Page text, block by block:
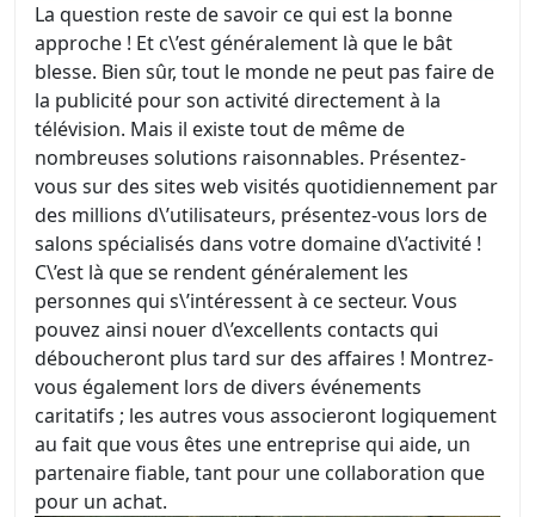
La question reste de savoir ce qui est la bonne
approche ! Et c\’est généralement là que le bât
blesse. Bien sûr, tout le monde ne peut pas faire de
la publicité pour son activité directement à la
télévision. Mais il existe tout de même de
nombreuses solutions raisonnables. Présentez-
vous sur des sites web visités quotidiennement par
des millions d\’utilisateurs, présentez-vous lors de
salons spécialisés dans votre domaine d\’activité !
C\’est là que se rendent généralement les
personnes qui s\’intéressent à ce secteur. Vous
pouvez ainsi nouer d\’excellents contacts qui
déboucheront plus tard sur des affaires ! Montrez-
vous également lors de divers événements
caritatifs ; les autres vous associeront logiquement
au fait que vous êtes une entreprise qui aide, un
partenaire fiable, tant pour une collaboration que
pour un achat.